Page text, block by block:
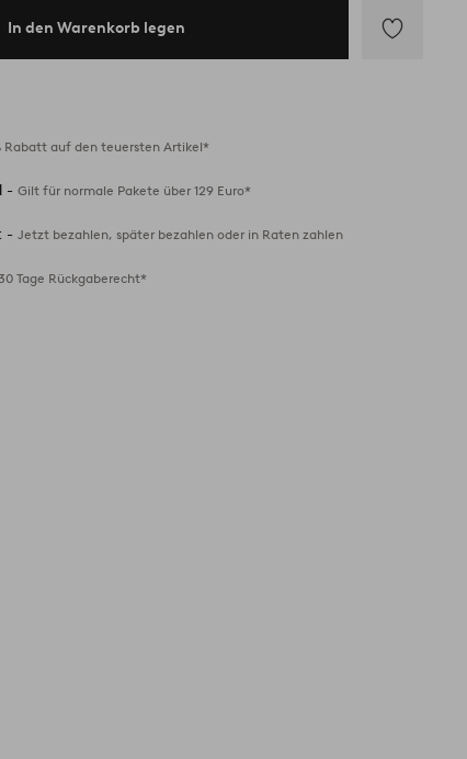
In den Warenkorb legen
Rabatt auf den teuersten Artikel*
-Gilt für normale Pakete über 129 Euro*
-Jetzt bezahlen, später bezahlen oder in Raten zahlen
Tage Rückgaberecht*